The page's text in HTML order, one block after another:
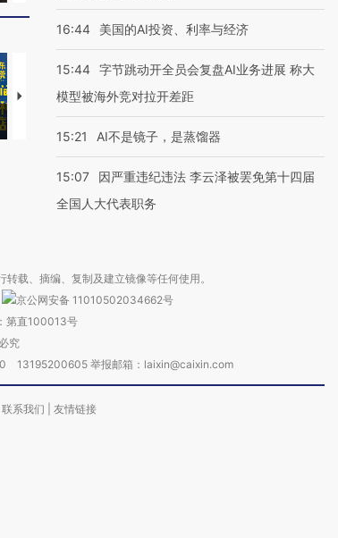
【推广】走进第四届链博
会，让数智科技“链”接产
【特别呈现】寻找100种
有意思的生活方式·第三对
CFO：
16:44 美国的AI投资、利率与经济
15:44 字节跳动开全员会复盘AI业务进展 称大
模型被海外竞对拉开差距
15:21 AI不是镜子，是蒸馏器
15:07
因严重违纪违法 李云泽被罢免第十四届
全国人大代表职务
载、摘编、复制及建立镜像等任何使用。
京公网安备 11010502034662号
第直100013号
究
13195200605 举报邮箱：laixin@caixin.com
联系我们 友情链接